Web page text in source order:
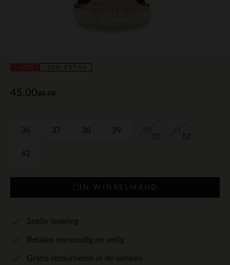
-10% EXTRA
89.98
45.00
36 37 38 39
42
IN WINKELMAND
Snelle levering
Betalen eenvoudig en veilig
Gratis retourneren in de winkels